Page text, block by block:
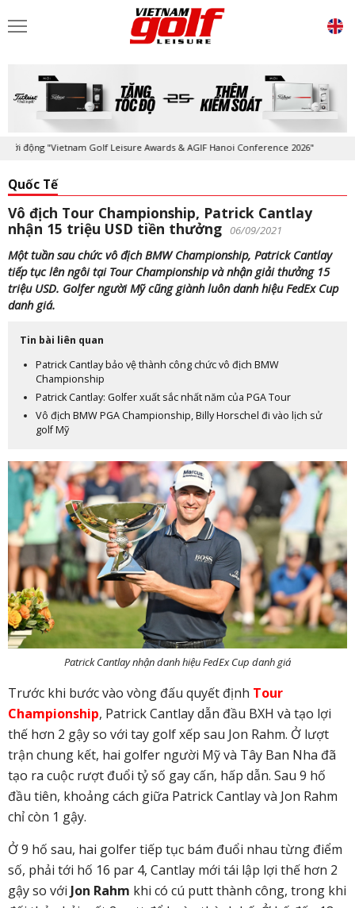
"Vietnam Golf Leisure Awards & AGIF Hanoi Conference 2026"
Quốc Tế
Vô địch Tour Championship, Patrick Cantlay
nhận 15 triệu USD tiền thưởng 06/09/2021
Một tuần sau chức vô địch BMW Championship, Patrick Cantlay
tiếp tục lên ngôi tại Tour Championship và nhận giải thưởng 15
triệu USD. Golfer người Mỹ cũng giành luôn danh hiệu FedEx Cup
danh giá.
Tin bài liên quan
Patrick Cantlay bảo vệ thành công chức vô địch BMW
Championship
Patrick Cantlay: Golfer xuất sắc nhất năm của PGA Tour
Vô địch BMW PGA Championship, Billy Horschel đi vào lịch sử
golf Mỹ
Patrick Cantlay nhận danh hiệu FedEx Cup danh giá
Trước khi bước vào vòng đấu quyết định Tour
Championship, Patrick Cantlay dẫn đầu BXH và tạo lợi
thế hơn 2 gậy so với tay golf xếp sau Jon Rahm. Ở lượt
trận chung kết, hai golfer người Mỹ và Tây Ban Nha đã
tạo ra cuộc rượt đuổi tỷ số gay cấn, hấp dẫn. Sau 9 hố
đầu tiên, khoảng cách giữa Patrick Cantlay và Jon Rahm
chỉ còn 1 gậy.
Ở 9 hố sau, hai golfer tiếp tục bám đuổi nhau từng điểm
số, phải tới hố 16 par 4, Cantlay mới tái lập lợi thế hơn 2
gậy so với Jon Rahm khi có cú putt thành công, trong khi